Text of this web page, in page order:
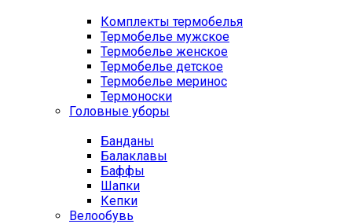
Комплекты термобелья
Термобелье мужское
Термобелье женское
Термобелье детское
Термобелье меринос
Термоноски
Головные уборы
Банданы
Балаклавы
Баффы
Шапки
Кепки
Велообувь